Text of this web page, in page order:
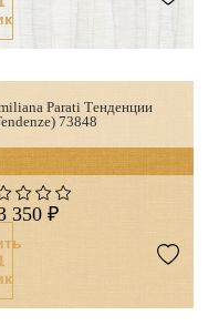
Parati Тенденции
73848
350 ₽